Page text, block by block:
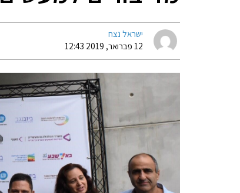
ישראל נצח
12 פברואר, 2019 12:43